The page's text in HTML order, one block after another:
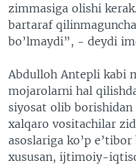
zimmasiga olishi
bartaraf
bo’lmaydi”, - deydi
Abdulloh Antepli kabi
mojarolarni hal
siyosat olib borishidan
xalqaro vositachilar
asoslariga ko’p
xususan, ijtimoiy-